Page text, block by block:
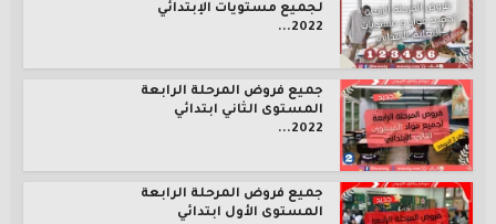
لجميع مستويات الإبتدائي
2022...
جميع فروض المرحلة الرابعة
المستوى الثاني ابتدائي
2022...
جميع فروض المرحلة الرابعة
المستوى الأول ابتدائي